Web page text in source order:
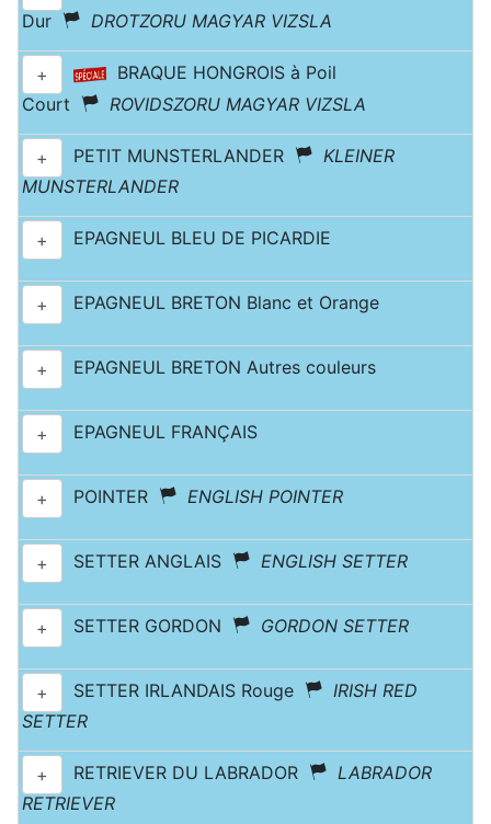
Dur
DROTZORU MAGYAR VIZSLA
+
BRAQUE HONGROIS à Poil
Court
ROVIDSZORU MAGYAR VIZSLA
+ PETIT MUNSTERLANDER
KLEINER
MUNSTERLANDER
+ EPAGNEUL BLEU DE PICARDIE
+ EPAGNEUL BRETON Blanc et Orange
+ EPAGNEUL BRETON Autres couleurs
+ EPAGNEUL FRANÇAIS
+ POINTER ENGLISH POINTER
+ SETTER ANGLAIS ENGLISH SETTER
+ SETTER GORDON GORDON SETTER
+ SETTER IRLANDAIS Rouge
IRISH RED
SETTER
+ RETRIEVER DU LABRADOR
LABRADOR
RETRIEVER